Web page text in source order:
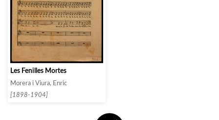
Les Fenilles Mortes
Morera i Viura, Enric
[1898-1904]